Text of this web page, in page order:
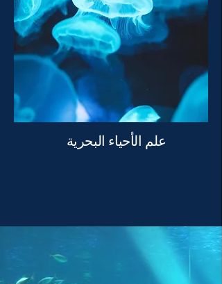
علم الأحياء البحرية